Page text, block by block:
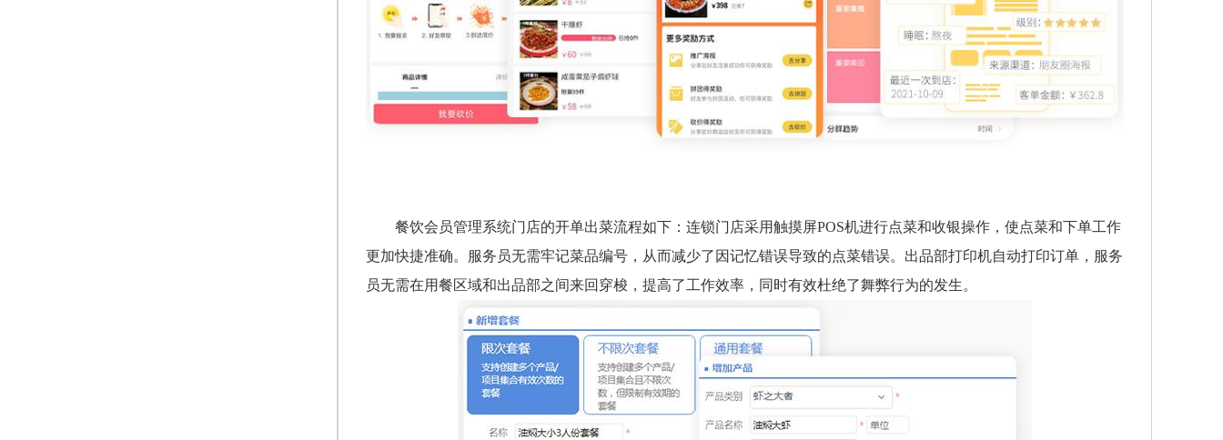
餐饮会员管理系统门店的开单出菜流程如下：连锁门店采用触摸屏POS机进行点菜和收银操作，使点菜和下单工作
更加快捷准确。服务员无需牢记菜品编号，从而减少了因记忆错误导致的点菜错误。出品部打印机自动打印订单，服务
员无需在用餐区域和出品部之间来回穿梭，提高了工作效率，同时有效杜绝了舞弊行为的发生。